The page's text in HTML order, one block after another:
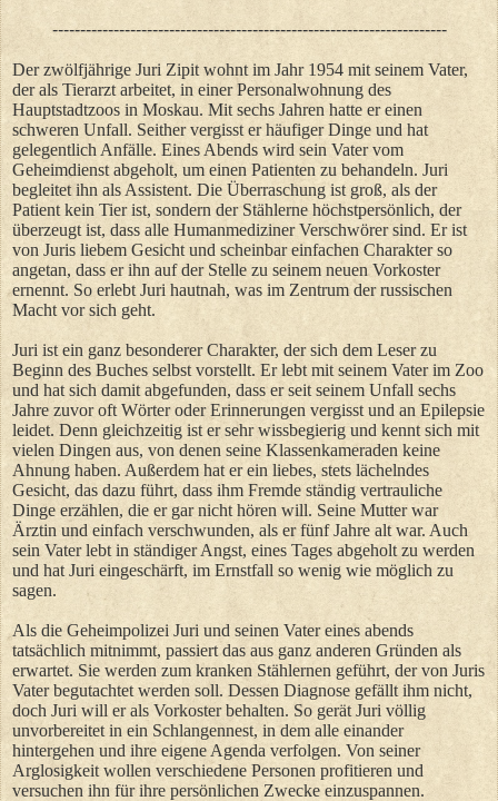
-----------------------------------------------------------------------
Der zwölfjährige Juri Zipit wohnt im Jahr 1954 mit seinem Vater,
der als Tierarzt arbeitet, in einer Personalwohnung des
Hauptstadtzoos in Moskau. Mit sechs Jahren hatte er einen
schweren Unfall. Seither vergisst er häufiger Dinge und hat
gelegentlich Anfälle. Eines Abends wird sein Vater vom
Geheimdienst abgeholt, um einen Patienten zu behandeln. Juri
begleitet ihn als Assistent. Die Überraschung ist groß, als der
Patient kein Tier ist, sondern der Stählerne höchstpersönlich, der
überzeugt ist, dass alle Humanmediziner Verschwörer sind. Er ist
von Juris liebem Gesicht und scheinbar einfachen Charakter so
angetan, dass er ihn auf der Stelle zu seinem neuen Vorkoster
ernennt. So erlebt Juri hautnah, was im Zentrum der russischen
Macht vor sich geht.
Juri ist ein ganz besonderer Charakter, der sich dem Leser zu
Beginn des Buches selbst vorstellt. Er lebt mit seinem Vater im Zoo
und hat sich damit abgefunden, dass er seit seinem Unfall sechs
Jahre zuvor oft Wörter oder Erinnerungen vergisst und an Epilepsie
leidet. Denn gleichzeitig ist er sehr wissbegierig und kennt sich mit
vielen Dingen aus, von denen seine Klassenkameraden keine
Ahnung haben. Außerdem hat er ein liebes, stets lächelndes
Gesicht, das dazu führt, dass ihm Fremde ständig vertrauliche
Dinge erzählen, die er gar nicht hören will. Seine Mutter war
Ärztin und einfach verschwunden, als er fünf Jahre alt war. Auch
sein Vater lebt in ständiger Angst, eines Tages abgeholt zu werden
und hat Juri eingeschärft, im Ernstfall so wenig wie möglich zu
sagen.
Als die Geheimpolizei Juri und seinen Vater eines abends
tatsächlich mitnimmt, passiert das aus ganz anderen Gründen als
erwartet. Sie werden zum kranken Stählernen geführt, der von Juris
Vater begutachtet werden soll. Dessen Diagnose gefällt ihm nicht,
doch Juri will er als Vorkoster behalten. So gerät Juri völlig
unvorbereitet in ein Schlangennest, in dem alle einander
hintergehen und ihre eigene Agenda verfolgen. Von seiner
Arglosigkeit wollen verschiedene Personen profitieren und
versuchen ihn für ihre persönlichen Zwecke einzuspannen.